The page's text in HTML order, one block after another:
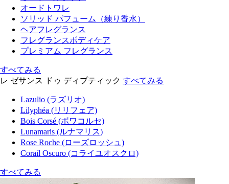
オードトワレ
ソリッド パフューム（練り香水）
ヘアフレグランス
フレグランスボディケア
プレミアム フレグランス
すべてみる
レ ゼサンス ドゥ ディプティック すべてみる
Lazulio (ラズリオ)
Lilyphéa (リリフェア)
Bois Corsé (ボワコルセ)
Lunamaris (ルナマリス)
Rose Roche (ローズロッシュ)
Corail Oscuro (コライユオスクロ)
すべてみる